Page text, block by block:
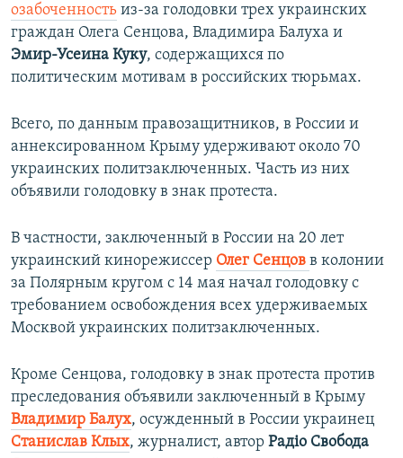
озабоченность из-за голодовки трех украинских
граждан Олега Сенцова, Владимира Балуха и
Эмир-Усеина Куку, содержащихся по
политическим мотивам в российских тюрьмах.
Всего, по данным правозащитников, в России и
аннексированном Крыму удерживают около 70
украинских политзаключенных. Часть из них
объявили голодовку в знак протеста.
В частности, заключенный в России на 20 лет
украинский кинорежиссер Олег Сенцов в колонии
за Полярным кругом с 14 мая начал голодовку с
требованием освобождения всех удерживаемых
Москвой украинских политзаключенных.
Кроме Сенцова, голодовку в знак протеста против
преследования объявили заключенный в Крыму
Владимир Балух, осужденный в России украинец
Станислав Клых, журналист, автор Радіо Свобода